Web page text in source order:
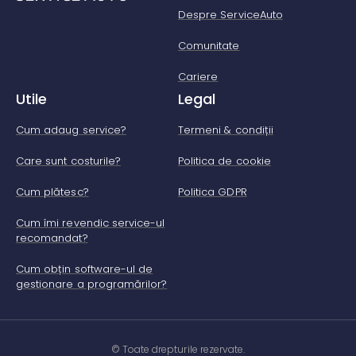
Despre ServiceAuto
Comunitate
Cariere
Utile
Cum adaug service?
Care sunt costurile?
Cum plătesc?
Cum îmi revendic service-ul
recomandat?
Cum obțin software-ul de
gestionare a programărilor?
Legal
Termeni & condiții
Politica de cookie
Politica GDPR
© Toate drepturile rezervate.